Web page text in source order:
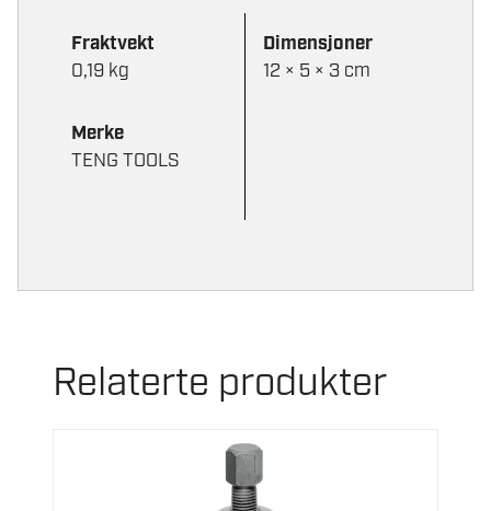
Fraktvekt
0,19 kg
Dimensjoner
12 × 5 × 3 cm
Merke
TENG TOOLS
Relaterte produkter